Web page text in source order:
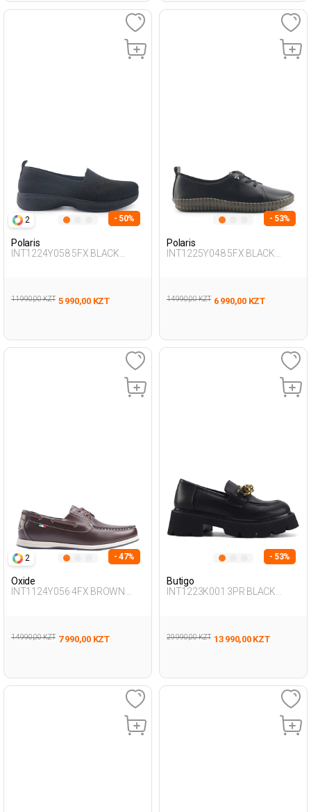
2 - 50%
Polaris
INT1224Y058 5FX BLACK
11 990,00 KZT 5 990,00 KZT
- 53%
Polaris
INT1225Y048 5FX BLACK
14 990,00 KZT 6 990,00 KZT
2 - 47%
Oxide
INT1124Y056 4FX BROWN
14 990,00 KZT 7 990,00 KZT
- 53%
Butigo
INT1223K001 3PR BLACK
29 990,00 KZT 13 990,00 KZT